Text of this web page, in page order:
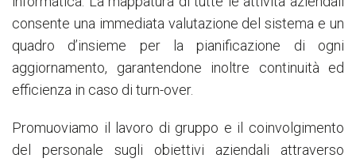
consente una immediata valutazione del sistema e un
quadro d’insieme per la pianificazione di ogni
aggiornamento, garantendone inoltre continuità ed
efficienza in caso di turn-over.
Promuoviamo il lavoro di gruppo e il coinvolgimento
del personale sugli obiettivi aziendali attraverso